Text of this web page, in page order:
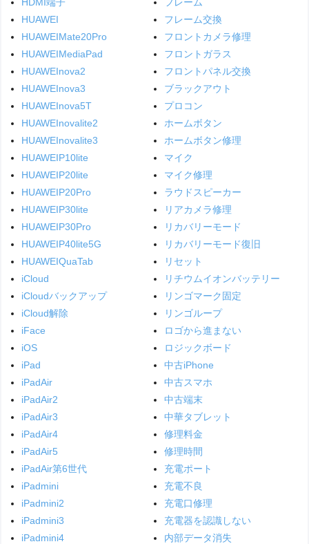
HUAWEI
HUAWEIMate20Pro
HUAWEIMediaPad
HUAWEInova2
HUAWEInova3
HUAWEInova5T
HUAWEInovalite2
HUAWEInovalite3
HUAWEIP10lite
HUAWEIP20lite
HUAWEIP20Pro
HUAWEIP30lite
HUAWEIP30Pro
HUAWEIP40lite5G
HUAWEIQuaTab
iCloud
iCloudバックアップ
iCloud解除
iFace
iOS
iPad
iPadAir
iPadAir2
iPadAir3
iPadAir4
iPadAir5
iPadAir第6世代
iPadmini
iPadmini2
iPadmini3
iPadmini4
フレーム交換
フロントカメラ修理
フロントガラス
フロントパネル交換
ブラックアウト
プロコン
ホームボタン
ホームボタン修理
マイク
マイク修理
ラウドスピーカー
リアカメラ修理
リカバリーモード
リカバリーモード復旧
リセット
リチウムイオンバッテリー
リンゴマーク固定
リンゴループ
ロゴから進まない
ロジックボード
中古iPhone
中古スマホ
中古端末
中華タブレット
修理料金
修理時間
充電ポート
充電不良
充電口修理
充電器を認識しない
内部データ消失